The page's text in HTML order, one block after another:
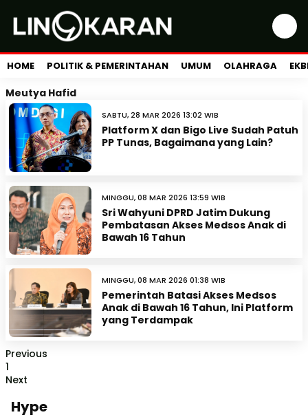
HOME POLITIK & PEMERINTAHAN UMUM OLAHRAGA
Meutya Hafid
SABTU, 28 MAR 2026 13:02 WIB
Platform X dan Bigo Live Sudah Patuh
PP Tunas, Bagaimana yang Lain?
MINGGU, 08 MAR 2026 13:59 WIB
Sri Wahyuni DPRD Jatim Dukung
Pembatasan Akses Medsos Anak di
Bawah 16 Tahun
MINGGU, 08 MAR 2026 01:38 WIB
Pemerintah Batasi Akses Medsos
Anak di Bawah 16 Tahun, Ini Platform
yang Terdampak
Previous
1
Next
Hype